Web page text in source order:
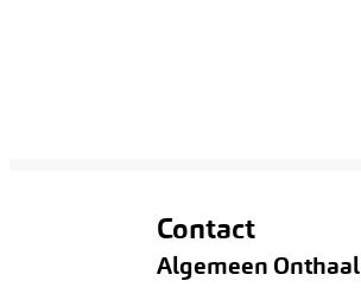
Contact
Algemeen Onthaal